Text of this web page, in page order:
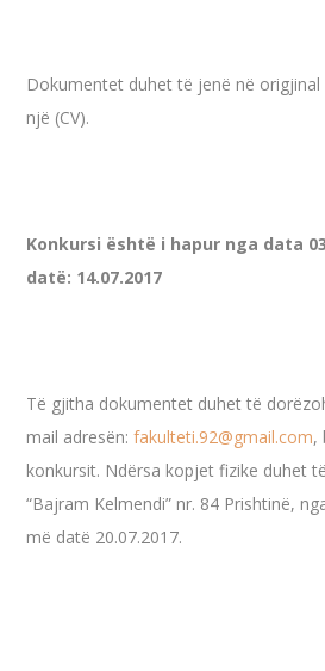
Dokumentet duhet të jenë në origjinal
një (CV).
Konkursi është i hapur nga data
datë: 14.07.2017
Të gjitha dokumentet duhet të
mail adresën:fakulteti.92@gmail.com,
konkursit. Ndërsa kopjet fizike duhet
“Bajram Kelmendi” nr. 84 Prishtinë,
më datë 20.07.2017.